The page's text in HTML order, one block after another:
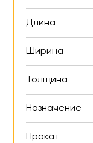
Длина
Ширина
Толщина
Назначение
Прокат